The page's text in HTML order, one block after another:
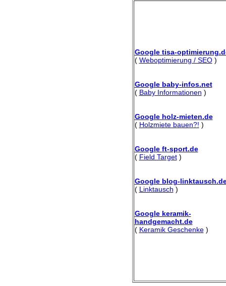
Google tisa-
( Weboptimierung / SEO)
Google baby-infos.net
( Baby Informationen )
Google holz-mieten.de
( Holzmiete bauen?! )
Google ft-sport.de
( Field Target)
Google blog-
( Linktausch )
Google keramik-
handgemacht.de
( Keramik Geschenke)